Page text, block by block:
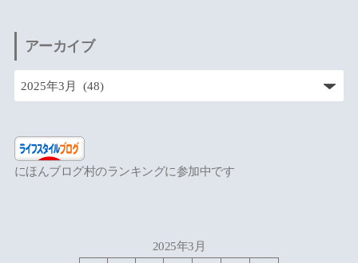
アーカイブ
にほんブログ村のランキングに参加中です
2025年3月